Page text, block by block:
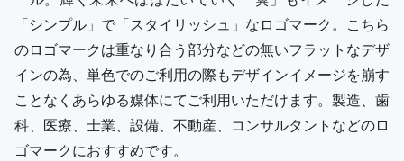
「シンプル」で「スタイリッシュ」なロゴマーク。こちら
のロゴマークは重なり合う部分などの無いフラットなデザ
インの為、単色でのご利用の際もデザインイメージを崩す
ことなくあらゆる媒体にてご利用いただけます。製造、歯
科、医療、士業、設備、不動産、コンサルタントなどのロ
ゴマークにおすすめです。